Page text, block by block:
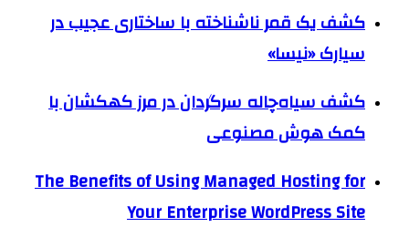
کشف یک قمر ناشناخته با ساختاری عجیب در
سیارک «نیسا»
کشف سیاه‌چاله سرگردان در مرز کهکشان با
کمک هوش مصنوعی
The Benefits of Using Managed Hosting for
Your Enterprise WordPress Site